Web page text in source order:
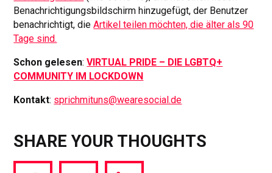
Benachrichtigungsbildschirm hinzugefügt, der Benutzer
benachrichtigt, dieArtikel teilen möchten, die älter als 90
Tage sind.
Schon gelesen:VIRTUAL PRIDE – DIE LGBTQ+
COMMUNITY IM LOCKDOWN
Kontakt: sprichmituns@wearesocial.de
SHARE YOUR THOUGHTS